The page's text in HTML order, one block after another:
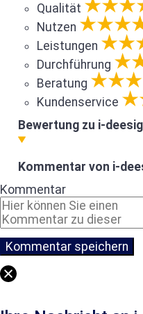
Qualität
Nutzen
Leistungen
Durchführung
Beratung
Kundenservice
Bewertung zu i-
Kommentar von i-
Kommentar